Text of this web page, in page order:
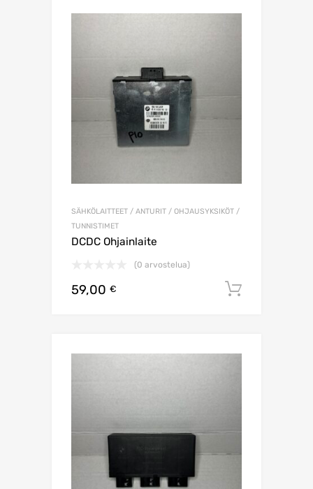
SÄHKÖLAITTEET / ANTURIT / OHJAUSYKSIKÖT /
TUNNISTIMET
DCDC Ohjainlaite
(0 arvostelua)
59,00 €